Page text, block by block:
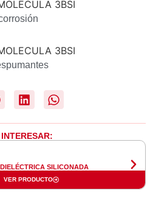
SILICONADA
VER PRODUCTO